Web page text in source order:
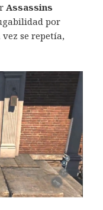
Assassins
por
se repetía,